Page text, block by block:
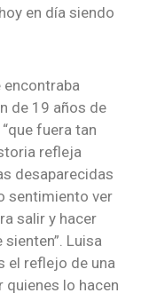
en día siendo
encontraba
de 19 años de
fuera tan
refleja
desaparecidas
sentimiento ver
salir y hacer
Luisa
el reflejo de una
quienes lo hacen